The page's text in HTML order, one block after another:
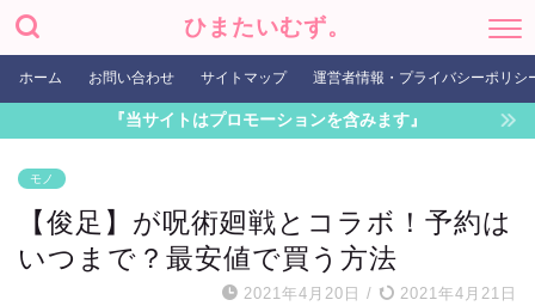
ひまたいむず。
ホーム お問い合わせ サイトマップ 運営者情報・プライバシーポリシ
『当サイトはプロモーションを含みます』
モノ
【俊足】が呪術廻戦とコラボ！予約は
いつまで？最安値で買う方法
2021年4月20日 / 2021年4月21日